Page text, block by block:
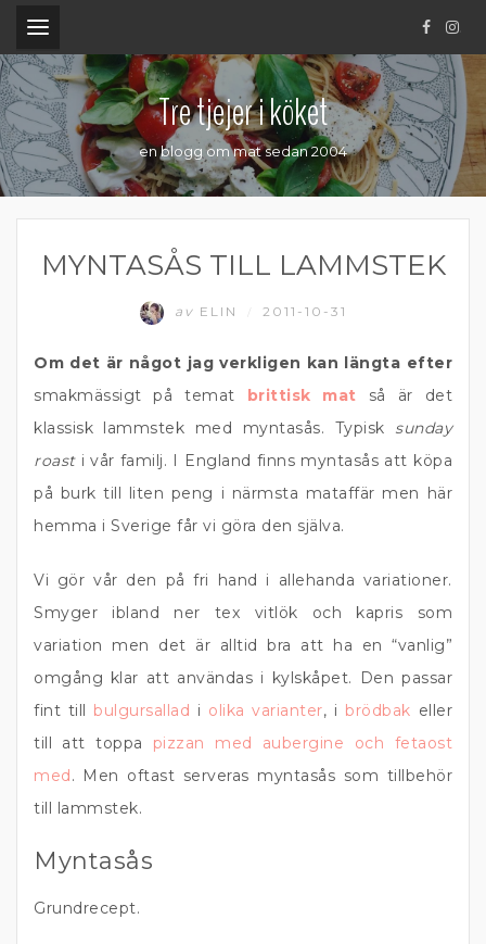
.
Tre tjejer i köket
en blogg om mat sedan 2004
MYNTASÅS TILL LAMMSTEK
av ELIN 2011-10-31
Om det är något jag verkligen kan längta efter
smakmässigt på temat brittisk mat så är det
klassisk lammstek med myntasås. Typisk sunday
roast i vår familj. I England finns myntasås att köpa
på burk till liten peng i närmsta mataffär men här
hemma i Sverige får vi göra den själva.
Vi gör vår den på fri hand i allehanda variationer.
Smyger ibland ner tex vitlök och kapris som
variation men det är alltid bra att ha en “vanlig”
omgång klar att användas i kylskåpet. Den passar
fint till bulgursallad i olika varianter, i brödbak eller
till att toppa pizzan med aubergine och fetaost
med. Men oftast serveras myntasås som tillbehör
till lammstek.
Myntasås
Grundrecept.